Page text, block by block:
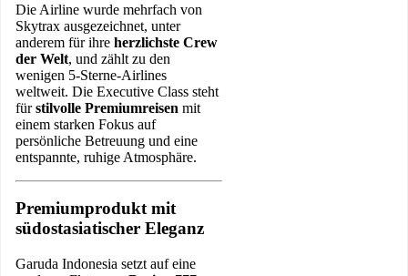
Die Airline wurde mehrfach von
Skytrax ausgezeichnet, unter
anderem für ihre herzlichste Crew
der Welt, und zählt zu den
wenigen 5-Sterne-Airlines
weltweit. Die Executive Class steht
fürstilvolle Premiumreisen mit
einem starken Fokus auf
persönliche Betreuung und eine
entspannte, ruhige Atmosphäre.
Premiumprodukt mit
südostasiatischer Eleganz
Garuda Indonesia setzt auf eine